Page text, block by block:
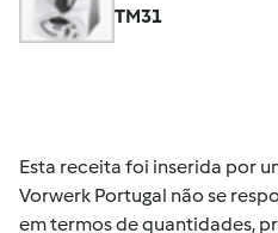
TM31
Esta receita foi inserida por
Vorwerk Portugal não se
em termos de quantidades,